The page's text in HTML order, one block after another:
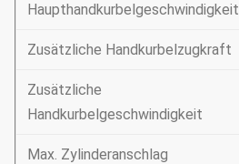
Haupthandkurbelgeschwindigkeit
Zusätzliche Handkurbelzugkraft
Zusätzliche
Handkurbelgeschwindigkeit
Max. Zylinderanschlag